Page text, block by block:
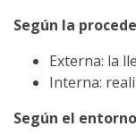
Según la
Externa: la
Interna:
Según el entorno